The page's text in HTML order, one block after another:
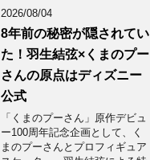
2026/08/04
8年前の秘密が隠されてい
た！羽生結弦×くまのプー
さんの原点はディズニー
公式
「くまのプーさん」原作デビュ
ー100周年記念企画として、く
まのプーさんとプロフィギュア